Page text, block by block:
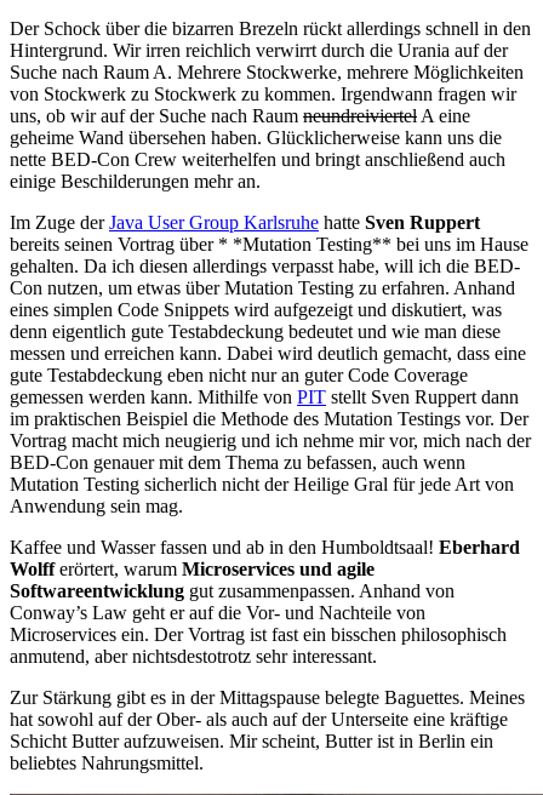
Der Schock über die bizarren Brezeln rückt allerdings schnell in den
Hintergrund. Wir irren reichlich verwirrt durch die Urania auf der
Suche nach Raum A. Mehrere Stockwerke, mehrere Möglichkeiten
von Stockwerk zu Stockwerk zu kommen. Irgendwann fragen wir
uns, ob wir auf der Suche nach Raum neundreiviertel A eine
geheime Wand übersehen haben. Glücklicherweise kann uns die
nette BED-Con Crew weiterhelfen und bringt anschließend auch
einige Beschilderungen mehr an.
Im Zuge derJava User Group Karlsruhe hatte Sven Ruppert
bereits seinen Vortrag über * *Mutation Testing** bei uns im Hause
gehalten. Da ich diesen allerdings verpasst habe, will ich die BED-
Con nutzen, um etwas über Mutation Testing zu erfahren. Anhand
eines simplen Code Snippets wird aufgezeigt und diskutiert, was
denn eigentlich gute Testabdeckung bedeutet und wie man diese
messen und erreichen kann. Dabei wird deutlich gemacht, dass eine
gute Testabdeckung eben nicht nur an guter Code Coverage
gemessen werden kann. Mithilfe von PIT stellt Sven Ruppert dann
im praktischen Beispiel die Methode des Mutation Testings vor. Der
Vortrag macht mich neugierig und ich nehme mir vor, mich nach der
BED-Con genauer mit dem Thema zu befassen, auch wenn
Mutation Testing sicherlich nicht der Heilige Gral für jede Art von
Anwendung sein mag.
Kaffee und Wasser fassen und ab in den Humboldtsaal! Eberhard
Wolfferörtert, warum Microservices und agile
Softwareentwicklung gut zusammenpassen. Anhand von
Conway’s Law geht er auf die Vor- und Nachteile von
Microservices ein. Der Vortrag ist fast ein bisschen philosophisch
anmutend, aber nichtsdestotrotz sehr interessant.
Zur Stärkung gibt es in der Mittagspause belegte Baguettes. Meines
hat sowohl auf der Ober- als auch auf der Unterseite eine kräftige
Schicht Butter aufzuweisen. Mir scheint, Butter ist in Berlin ein
beliebtes Nahrungsmittel.